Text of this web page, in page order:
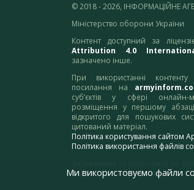
© 2018 - 2026, ІНФОРМАЦІЙНЕ
Міністерство оборони України
Контент доступний за
Attribution 4.0
зазначено інше.
При використанні
посилання на
суб’єктів у сфері онлайн-
розміщення у першому
відкритого для пошукових
цитований матеріал.
Політика користування сайтом
Політика використання файлів
адресу:
Ми використовуємо файли